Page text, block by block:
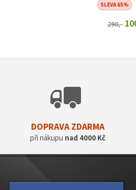
SLEVA 65%
290,-
DOPRAVA ZDARMA
při nákupu nad 4000 Kč